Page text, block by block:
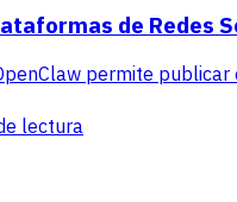
de Redes
permite publicar
lectura